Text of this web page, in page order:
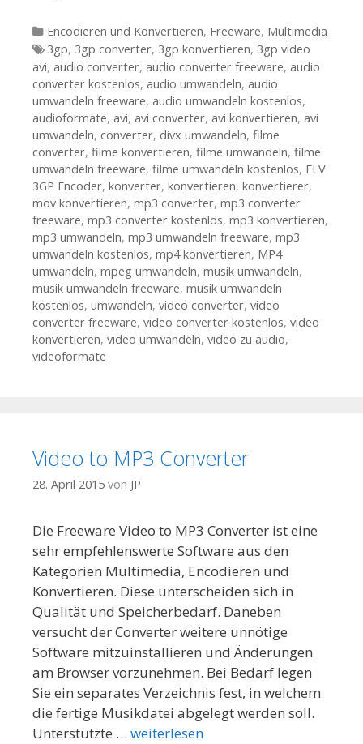
Kategorien
Encodieren und Konvertieren, Freeware, Multimedia
Tags
3gp, 3gp converter, 3gp konvertieren, 3gp video
avi, audio converter, audio converter freeware, audio
converter kostenlos, audio umwandeln, audio
umwandeln freeware, audio umwandeln kostenlos,
audioformate, avi, avi converter, avi konvertieren, avi
umwandeln, converter, divx umwandeln, filme
converter, filme konvertieren, filme umwandeln, filme
umwandeln freeware, filme umwandeln kostenlos, FLV
3GP Encoder, konverter, konvertieren, konvertierer,
mov konvertieren, mp3 converter, mp3 converter
freeware, mp3 converter kostenlos, mp3 konvertieren,
mp3 umwandeln, mp3 umwandeln freeware, mp3
umwandeln kostenlos, mp4 konvertieren, MP4
umwandeln, mpeg umwandeln, musik umwandeln,
musik umwandeln freeware, musik umwandeln
kostenlos, umwandeln, video converter, video
converter freeware, video converter kostenlos, video
konvertieren, video umwandeln, video zu audio,
videoformate
Video to MP3 Converter
28. April 2015 von JP
Die Freeware Video to MP3 Converter ist eine
sehr empfehlenswerte Software aus den
Kategorien Multimedia, Encodieren und
Konvertieren. Diese unterscheiden sich in
Qualität und Speicherbedarf. Daneben
versucht der Converter weitere unnötige
Software mitzuinstallieren und Änderungen
am Browser vorzunehmen. Bei Bedarf legen
Sie ein separates Verzeichnis fest, in welchem
die fertige Musikdatei abgelegt werden soll.
Unterstützte … weiterlesen